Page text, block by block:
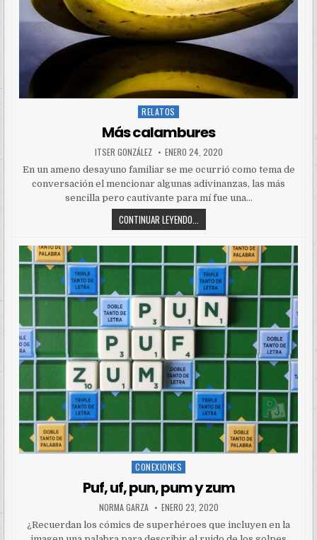
Posted
RELATOS
Más calambures
ITSER GONZÁLEZ ENERO 24, 2020
En un ameno desayuno familiar se me ocurrió como tema de
conversación el mencionar algunas adivinanzas, las más
sencilla pero cautivante para mí fue una…
CONTINUAR LEYENDO...
Posted
CONEXIONES
Puf, uf, pun, pum y zum
NORMA GARZA ENERO 23, 2020
¿Recuerdan los cómics de superhéroes que incluyen en la